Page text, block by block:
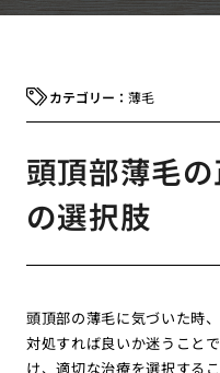
薄毛
頭頂部薄毛
の選択肢
頭頂部の薄毛に気づいた時
対処すれば良いか迷うこと
け、適切な治療を選択する